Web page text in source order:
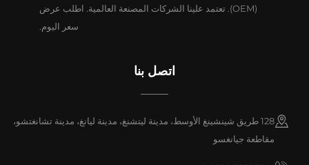
(OEM). تعتمد علينا الشركات المصنعة العالمية. اطلب عرض
سعر اليوم.
اتصل بنا
128 طريق شينشينغ الأوسط، مدينة ليتشنغ، مدينة ليانغ، مدينة تشانغتشو،
مقاطعة جيانغسو